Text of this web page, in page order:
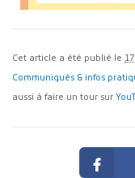
Cet article a été publié le
Communiqués & infos
aussi à faire un tour sur